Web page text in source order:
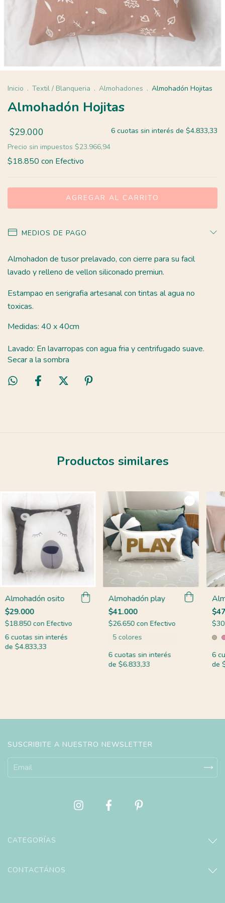
Inicio . Textil / Blanqueria . Almohadones . Almohadón Hojitas
Almohadón Hojitas
$29.000 6 cuotas sin interés de $4.833,33
Precio sin impuestos $23.966,94
$18.850 con Efectivo
MEDIOS DE PAGO
Almohadon de tusor prelavado, con cierre para su facil
lavado y relleno de vellon siliconado premiun.
Estampao en serigrafia artesanal con tintas al agua no
toxicas.
Medidas: 40 x 40cm
Lavado: En lavarropas con agua fria y centrifugado suave.
Secar a la sombra
Productos similares
Almohadón osito
$29.000
$18.850 con Efectivo
6 cuotas sin interés
de $4.833,33
Almohadón play
$41.000
$26.650 con Efectivo
5 colores
6 cuotas sin interés
de $6.833,33
6
de
SUSCRIBITE A NUESTRO NEWSLETTER
CATEGORÍAS
CONTACTÁNOS